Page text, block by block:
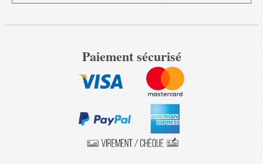
Paiement sécurisé